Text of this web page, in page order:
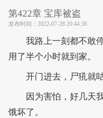
第422章 宝库被盗
发布时间： 2022-07-28 20:44:38
我路上一刻都不敢
用了半个小时就到家。
开门进去，尸犼就
因为害怕，好几天
饿坏了。